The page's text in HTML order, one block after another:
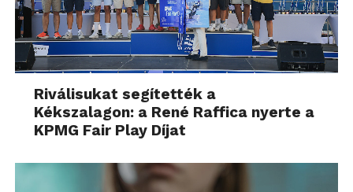
Riválisukat segítették a
Kékszalagon: a René Raffica nyerte a
KPMG Fair Play Díjat